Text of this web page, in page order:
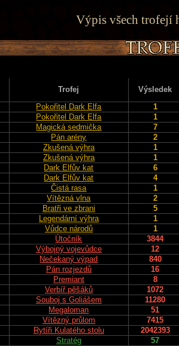
Výpis všech trofejí
Trofej
Výsledek
Pokořitel Dark Elfa
1
Pokořitel Dark Elfa
1
Magická sedmička
7
Pán arény
2
Zkušená výhra
1
Zkušená výhra
1
Dark Elfův kat
6
Dark Elfův kat
4
Čistá rasa
1
Vítězná vlna
2
Bratři ve zbrani
5
Legendární výhra
1
Vůdce národů
1
Útočník
3844
Výbojný vojevůdce
12
Nečekaný výpad
840
Pán rozjezdů
16
Premiant
8
Verbíř pěšáků
1072
Souboj s Goliášem
11280
Megaloman
51
Vítězný průlom
7415
Rytíři Kulatého stolu
2042393
Stratég
57